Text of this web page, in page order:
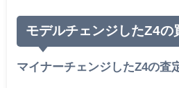
モデルチェンジしたZ4の
マイナーチェンジしたZ4の査